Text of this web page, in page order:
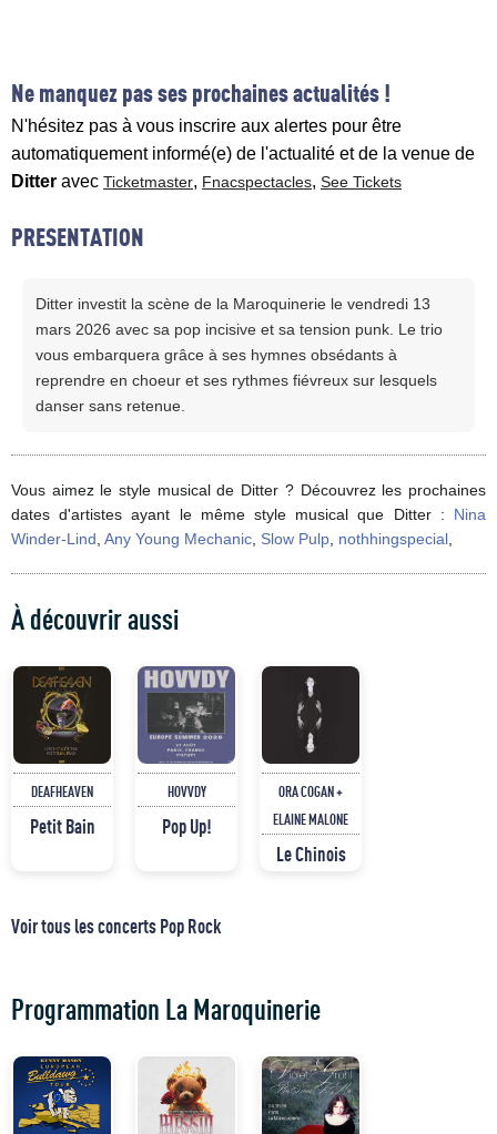
Ne manquez pas ses prochaines actualités !
N'hésitez pas à vous inscrire aux alertes pour être
automatiquement informé(e) de l'actualité et de la venue de
Ditter avec Ticketmaster, Fnacspectacles, See Tickets
PRESENTATION
​​Ditter investit la scène de la Maroquinerie le vendredi 13
mars 2026 avec sa pop incisive et sa tension punk. Le trio
vous embarquera grâce à ses hymnes obsédants à
reprendre en choeur et ses rythmes fiévreux sur lesquels
danser sans retenue.
Vous aimez le style musical de Ditter ? Découvrez les prochaines
dates d'artistes ayant le même style musical que Ditter : Nina
Winder-Lind Any Young Mechanic Slow Pulp nothhingspecial
À découvrir aussi
DEAFHEAVEN
Petit Bain
HOVVDY
Pop Up!
ORA COGAN +
ELAINE MALONE
Le Chinois
Voir tous les concerts Pop Rock
Programmation La Maroquinerie